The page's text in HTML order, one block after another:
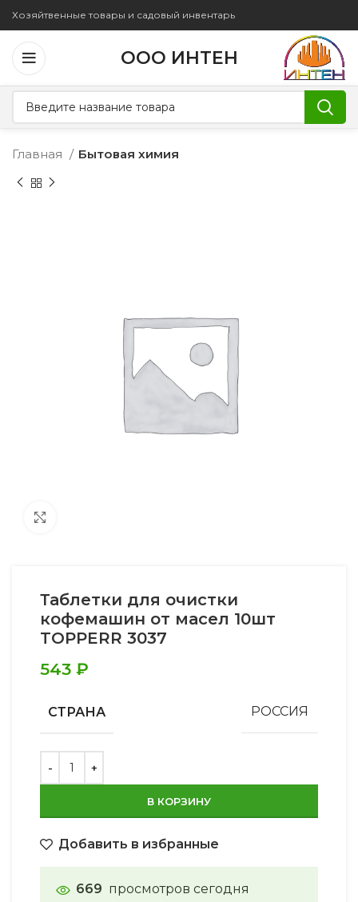
Хозяйтвенные товары и садовый инвентарь
ООО ИНТЕН
Главная Бытовая химия
Таблетки для очистки
кофемашин от масел 10шт
TOPPERR 3037
543 ₽
СТРАНА РОССИЯ
В КОРЗИНУ
Добавить в избранные
669 просмотров сегодня